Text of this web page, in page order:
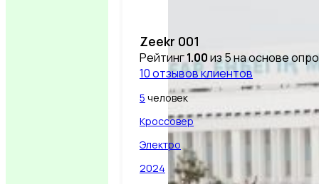
Zeekr 001
Рейтинг1.00из 5 на основе
10отзывов клиентов
5 человек
Кроссовер
Электро
2024